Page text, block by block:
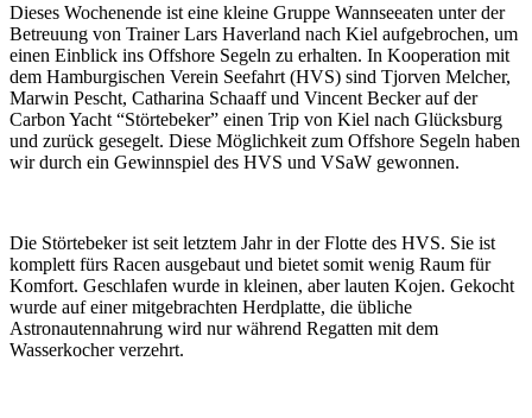
Dieses Wochenende ist eine kleine Gruppe Wannseeaten unter der
Betreuung von Trainer Lars Haverland nach Kiel aufgebrochen, um
einen Einblick ins Offshore Segeln zu erhalten. In Kooperation mit
dem Hamburgischen Verein Seefahrt (HVS) sind Tjorven Melcher,
Marwin Pescht, Catharina Schaaff und Vincent Becker auf der
Carbon Yacht “Störtebeker” einen Trip von Kiel nach Glücksburg
und zurück gesegelt. Diese Möglichkeit zum Offshore Segeln haben
wir durch ein Gewinnspiel des HVS und VSaW gewonnen.
Die Störtebeker ist seit letztem Jahr in der Flotte des HVS. Sie ist
komplett fürs Racen ausgebaut und bietet somit wenig Raum für
Komfort. Geschlafen wurde in kleinen, aber lauten Kojen. Gekocht
wurde auf einer mitgebrachten Herdplatte, die übliche
Astronautennahrung wird nur während Regatten mit dem
Wasserkocher verzehrt.